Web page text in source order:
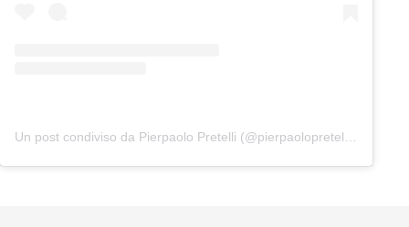
Un post condiviso da Pierpaolo Pretelli (@pierpaolopretelliofficial)